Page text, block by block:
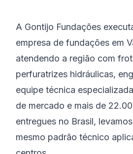
A Gontijo Fundações
empresa de fundações em
atendendo a região com
perfuratrizes hidráulicas,
equipe técnica
de mercado e mais de
entregues no Brasil,
mesmo padrão técnico